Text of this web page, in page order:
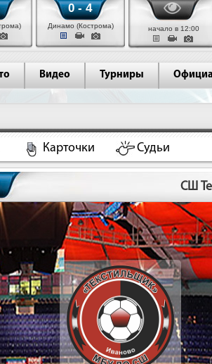
0 - 4
Динамо (Кострома) начало в 12:00
Видео Турниры
Карточки Судьи
СШ